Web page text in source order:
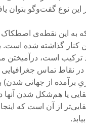
این نوع گفت‌وگو
به این نقطه‌ی اصطکاک
کنار گذاشته شده است.
ترکیب است، درآمیختن
در نقاط تماس
برآمده از جهانی شدن)
یا هم‌شکل شدن آنها
از آن است که